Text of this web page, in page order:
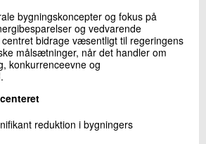
bygningskoncepter og fokus på
og vedvarende
bidrage væsentligt til regeringens
målsætninger, når det handler om
konkurrenceevne og
reduktion i bygningers